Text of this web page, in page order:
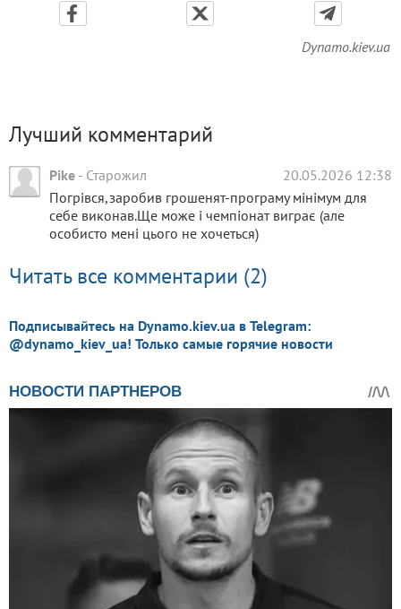
Dynamo.kiev.ua
Лучший комментарий
Pike - Старожил
20.05.2026 12:38
Погрівся,заробив грошенят-програму мінімум для
себе виконав.Ще може і чемпіонат виграє (але
особисто мені цього не хочеться)
Читать все комментарии (2)
Подписывайтесь на Dynamo.kiev.ua в Telegram:
@dynamo_kiev_ua! Только самые горячие новости